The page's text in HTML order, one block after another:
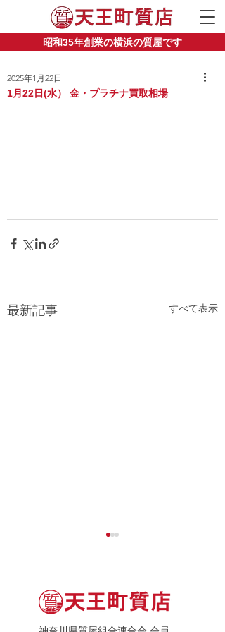
昭和35年創業の横浜の質屋です
1月22日(水） 金・プラチナ買取相場
2025年1月22日
最新記事 すべて表示